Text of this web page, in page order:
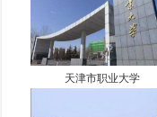
天津市职业大学